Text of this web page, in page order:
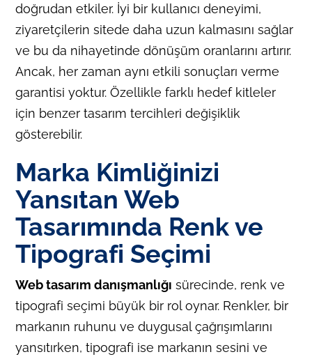
doğrudan etkiler. İyi bir kullanıcı deneyimi,
ziyaretçilerin sitede daha uzun kalmasını sağlar
ve bu da nihayetinde dönüşüm oranlarını artırır.
Ancak, her zaman aynı etkili sonuçları verme
garantisi yoktur. Özellikle farklı hedef kitleler
için benzer tasarım tercihleri değişiklik
gösterebilir.
Marka Kimliğinizi
Yansıtan Web
Tasarımında Renk ve
Tipografi Seçimi
Web tasarım danışmanlığı sürecinde, renk ve
tipografi seçimi büyük bir rol oynar. Renkler, bir
markanın ruhunu ve duygusal çağrışımlarını
yansıtırken, tipografi ise markanın sesini ve